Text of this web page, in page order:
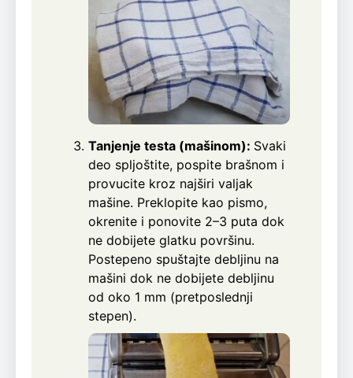
Tanjenje testa (mašinom): Svaki
deo spljoštite, pospite brašnom i
provucite kroz najširi valjak
mašine. Preklopite kao pismo,
okrenite i ponovite 2–3 puta dok
ne dobijete glatku površinu.
Postepeno spuštajte debljinu na
mašini dok ne dobijete debljinu
od oko 1 mm (pretposlednji
stepen).